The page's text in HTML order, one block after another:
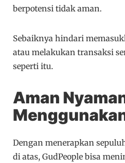
berpotensi tidak aman.
Sebaiknya hindari
atau melakukan transaksi
seperti itu.
Aman
Dengan menerapkan
di atas, GudPeople bisa